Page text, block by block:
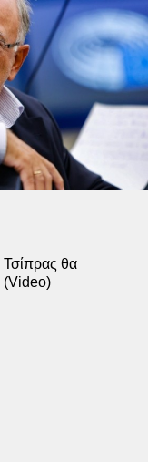
θα
(Video)